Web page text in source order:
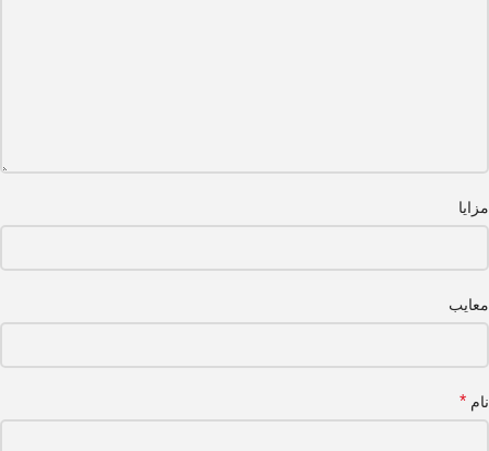
مزایا
معایب
نام *